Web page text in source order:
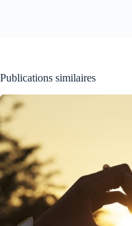
Publications similaires